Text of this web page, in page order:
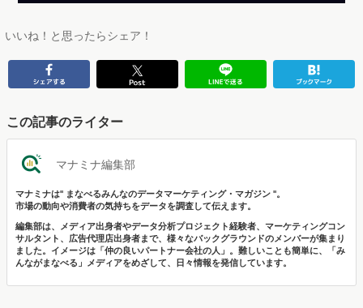
いいね！と思ったらシェア！
この記事のライター
マナミナ編集部
マナミナは" まなべるみんなのデータマーケティング・マガジン "。
市場の動向や消費者の気持ちをデータを調査して伝えます。
編集部は、メディア出身者やデータ分析プロジェクト経験者、マーケティングコン
サルタント、広告代理店出身者まで、様々なバックグラウンドのメンバーが集まり
ました。イメージは「仲の良いパートナー会社の人」。難しいことも簡単に、「み
んながまなべる」メディアをめざして、日々情報を発信しています。